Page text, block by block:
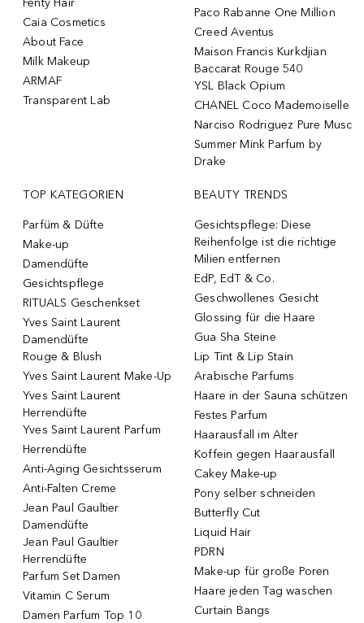
Fenty Hair
Caia Cosmetics
About Face
Milk Makeup
ARMAF
Transparent Lab
Paco Rabanne One Million
Creed Aventus
Maison Francis Kurkdjian
Baccarat Rouge 540
YSL Black Opium
CHANEL Coco Mademoiselle
Narciso Rodriguez Pure Musc
Summer Mink Parfum by
Drake
TOP KATEGORIEN
Parfüm & Düfte
Make-up
Damendüfte
Gesichtspflege
RITUALS Geschenkset
Yves Saint Laurent
Damendüfte
Rouge & Blush
Yves Saint Laurent Make-Up
Yves Saint Laurent
Herrendüfte
Yves Saint Laurent Parfum
Herrendüfte
Anti-Aging Gesichtsserum
Anti-Falten Creme
Jean Paul Gaultier
Damendüfte
Jean Paul Gaultier
Herrendüfte
Parfum Set Damen
Vitamin C Serum
Damen Parfum Top 10
BEAUTY TRENDS
Gesichtspflege: Diese
Reihenfolge ist die richtige
Milien entfernen
EdP, EdT & Co.
Geschwollenes Gesicht
Glossing für die Haare
Gua Sha Steine
Lip Tint & Lip Stain
Arabische Parfums
Haare in der Sauna schützen
Festes Parfum
Haarausfall im Alter
Koffein gegen Haarausfall
Cakey Make-up
Pony selber schneiden
Butterfly Cut
Liquid Hair
PDRN
Make-up für große Poren
Haare jeden Tag waschen
Curtain Bangs